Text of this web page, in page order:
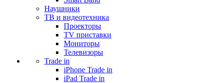
Наушники
ТВ и видеотехника
Проекторы
TV приставки
Мониторы
Телевизоры
Trade in
iPhone Trade in
iPad Trade in